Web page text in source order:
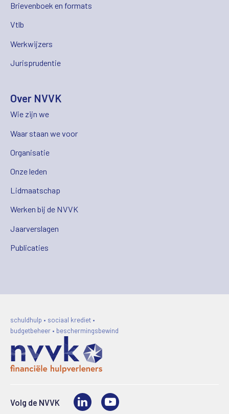
Brievenboek en formats
Vtlb
Werkwijzers
Jurisprudentie
Over NVVK
Wie zijn we
Waar staan we voor
Organisatie
Onze leden
Lidmaatschap
Werken bij de NVVK
Jaarverslagen
Publicaties
schuldhulp • sociaal krediet •
budgetbeheer • beschermingsbewind
Volg de NVVK LinkedIn